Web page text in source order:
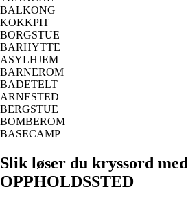
BALKONG
KOKKPIT
BORGSTUE
BARHYTTE
ASYLHJEM
BARNEROM
BADETELT
ARNESTED
BERGSTUE
BOMBEROM
BASECAMP
Slik løser du kryssord med
OPPHOLDSSTED